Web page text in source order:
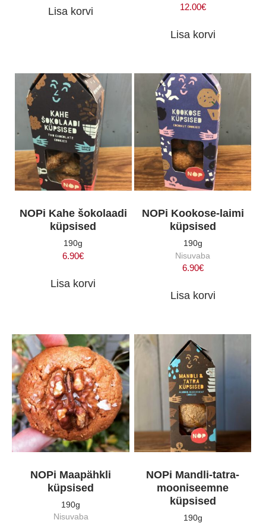
Lisa korvi 12.00€
Lisa korvi
NOPi Kahe šokolaadi
küpsised
190g
6.90€
Lisa korvi
NOPi Kookose-laimi
küpsised
190g
Nisuvaba
6.90€
Lisa korvi
NOPi Maapähkli
küpsised
190g
Nisuvaba
NOPi Mandli-tatra-
mooniseemne
küpsised
190g